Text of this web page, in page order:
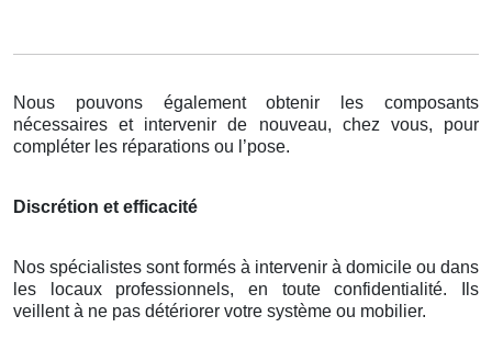
Nous pouvons également obtenir les composants
nécessaires et intervenir de nouveau, chez vous, pour
compléter les réparations ou l’pose.
Discrétion et efficacité
Nos spécialistes sont formés à intervenir à domicile ou dans
les locaux professionnels, en toute confidentialité. Ils
veillent à ne pas détériorer votre système ou mobilier.